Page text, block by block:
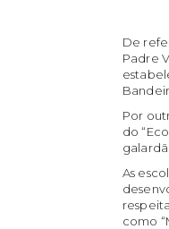
De
Padre
Por
do
As
como